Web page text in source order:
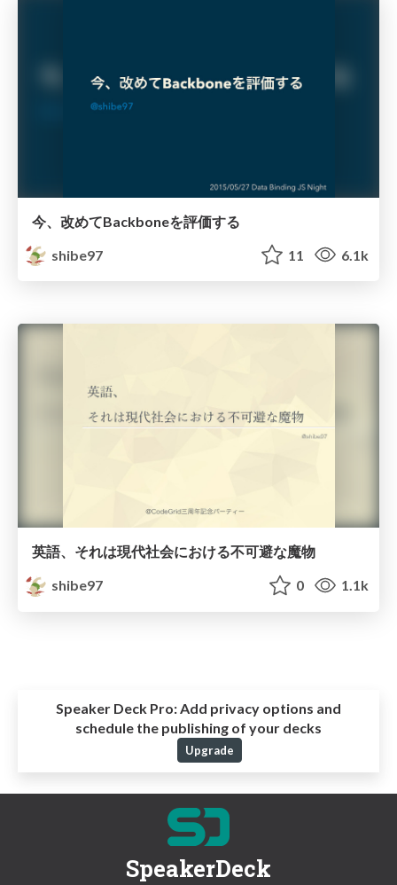
今、改めてBackboneを評価する
shibe97
11 6.1k
英語、それは現代社会における不可避な魔物
shibe97
0 1.1k
Speaker Deck Pro:Add privacy options and
schedule the publishing of your decks
Upgrade
SpeakerDeck